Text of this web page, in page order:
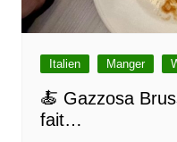
Italien Manger
🍝 Gazzosa
fait…